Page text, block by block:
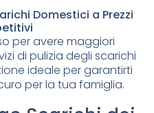
Domestici a Prezzi
per avere maggiori
di pulizia degli scarichi
ideale per garantirti
per la tua famiglia.